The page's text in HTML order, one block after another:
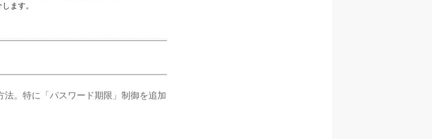
ます。
。特に「パスワード期限」制御を追加